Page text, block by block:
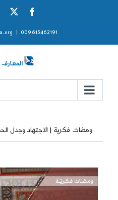
X
009615462191
ومضات فكرية | الاجتهاد وجدل